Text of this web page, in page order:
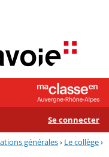
Se connecter
générales› Le collège›